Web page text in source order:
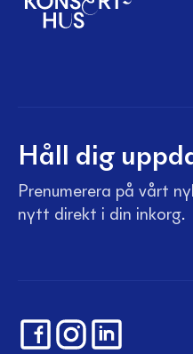
Håll dig
Prenumerera på vårt
nytt direkt i din inkorg.